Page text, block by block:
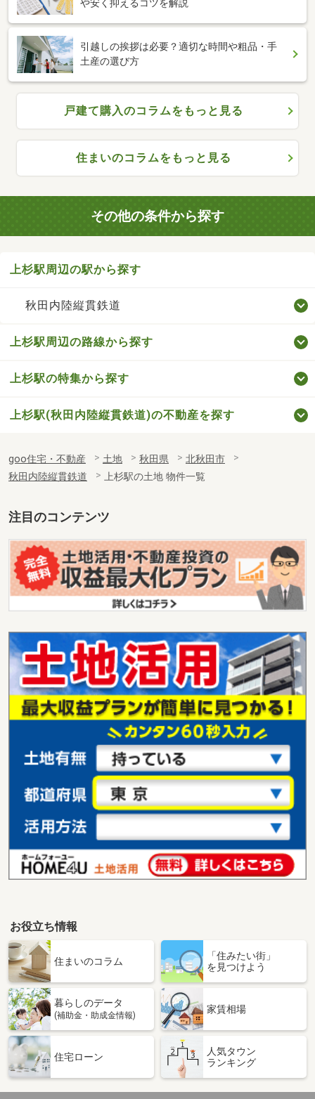
や安く抑えるコツを解説
引越しの挨拶は必要？適切な時間や粗品・手
土産の選び方
戸建て購入のコラムをもっと見る
住まいのコラムをもっと見る
その他の条件から探す
上杉駅周辺の駅から探す
秋田内陸縦貫鉄道
上杉駅周辺の路線から探す
上杉駅の特集から探す
上杉駅(秋田内陸縦貫鉄道)の不動産を探す
goo住宅・不動産 土地 秋田県
北秋田市
秋田内陸縦貫鉄道
上杉駅の土地 物件一覧
注目のコンテンツ
お役立ち情報
住まいのコラム
「住みたい街」
を見つけよう
暮らしのデータ
(補助金・助成金情報)
家賃相場
住宅ローン
人気タウン
ランキング